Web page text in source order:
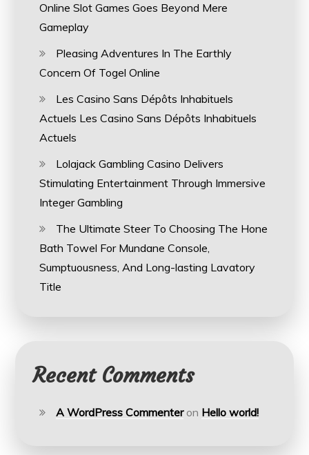
Online Slot Games Goes Beyond Mere
Gameplay
Pleasing Adventures In The Earthly
Concern Of Togel Online
Les Casino Sans Dépôts Inhabituels
Actuels Les Casino Sans Dépôts Inhabituels
Actuels
Lolajack Gambling Casino Delivers
Stimulating Entertainment Through Immersive
Integer Gambling
The Ultimate Steer To Choosing The Hone
Bath Towel For Mundane Console,
Sumptuousness, And Long-lasting Lavatory
Title
Recent Comments
A WordPress Commenteron Hello world!